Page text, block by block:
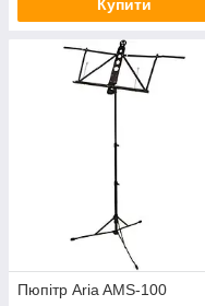
Купити
Пюпітр Aria AMS-100